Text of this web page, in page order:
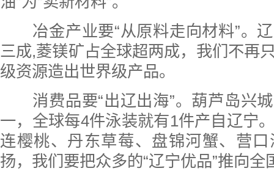
冶金产业要“从原料走向材料”。辽
三成,菱镁矿占全球超两成，我们不再
级资源造出世界级产品。
消费品要“出辽出海”。葫芦岛兴城
一，全球每4件泳装就有1件产自辽宁
连樱桃、丹东草莓、盘锦河蟹、营
扬，我们要把众多的“辽宁优品”推向全